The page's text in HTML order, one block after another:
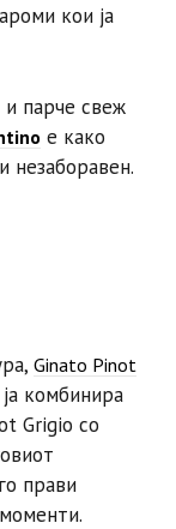
кои ја
и парче свеж
е како
незаборавен.
Ginato Pinot
комбинира
Grigio со
прави